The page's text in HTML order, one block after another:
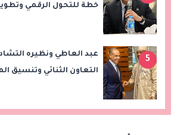
خطة للتحول الرقمي
5
عبد العاطي ونظيره
التعاون الثنائي وتنسيق